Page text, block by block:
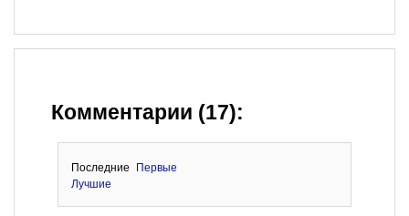
Комментарии (17):
Последние
Первые
Лучшие